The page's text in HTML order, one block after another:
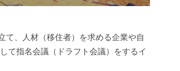
て、人材（移住者）を求める企業や自
て指名会議（ドラフト会議）をするイ